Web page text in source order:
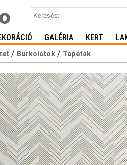
GALÉRIA KERT
/ Burkolatok / Tapéták